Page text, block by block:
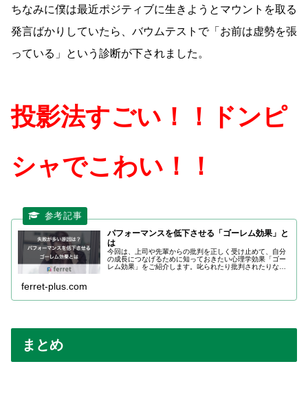
ちなみに僕は最近ポジティブに生きようとマウントを取る
発言ばかりしていたら、バウムテストで「お前は虚勢を張
っている」という診断が下されました。
投影法すごい！！ドンピ
シャでこわい！！
パフォーマンスを低下させる「ゴーレム効果」と
は
今回は、上司や先輩からの批判を正しく受け止めて、自分
の成長につなげるために知っておきたい心理学効果「ゴー
レム効果」をご紹介します。叱られたり批判されたりなど
ferret-plus.com
まとめ